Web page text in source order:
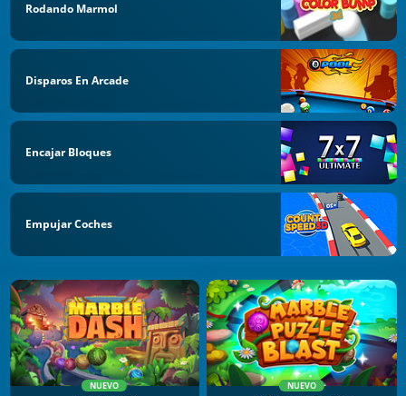
Rodando Marmol
Disparos En Arcade
Encajar Bloques
Empujar Coches
NUEVO NUEVO